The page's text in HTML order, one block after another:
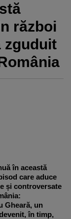
război
zguduit
în această
care aduce
și controversate
Gheară, un
în timp,